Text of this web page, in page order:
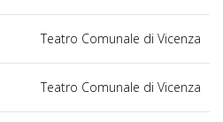
Teatro Comunale di Vicenza
Teatro Comunale di Vicenza